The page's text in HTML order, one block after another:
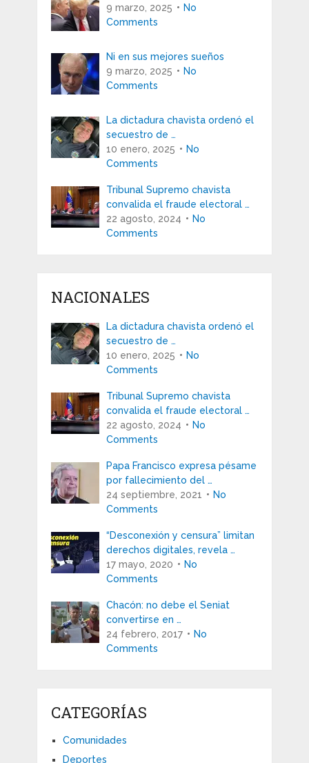
9 marzo, 2025
No
Comments
Ni en sus mejores sueños
9 marzo, 2025
No
Comments
La dictadura chavista ordenó el
secuestro de …
10 enero, 2025
No
Comments
Tribunal Supremo chavista
convalida el fraude electoral …
22 agosto, 2024
No
Comments
NACIONALES
La dictadura chavista ordenó el
secuestro de …
10 enero, 2025
No
Comments
Tribunal Supremo chavista
convalida el fraude electoral …
22 agosto, 2024
No
Comments
Papa Francisco expresa pésame
por fallecimiento del …
24 septiembre, 2021
No
Comments
“Desconexión y censura” limitan
derechos digitales, revela …
17 mayo, 2020
No
Comments
Chacón: no debe el Seniat
convertirse en …
24 febrero, 2017
No
Comments
CATEGORÍAS
Comunidades
Deportes